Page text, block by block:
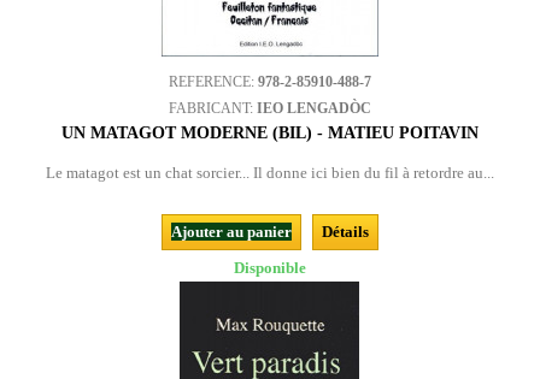
REFERENCE: 978-2-85910-488-7
FABRICANT: IEO LENGADÒC
UN MATAGOT MODERNE (BIL) - MATIEU POITAVIN
Le matagot est un chat sorcier... Il donne ici bien du fil à retordre au...
Ajouter au panier
Détails
Disponible